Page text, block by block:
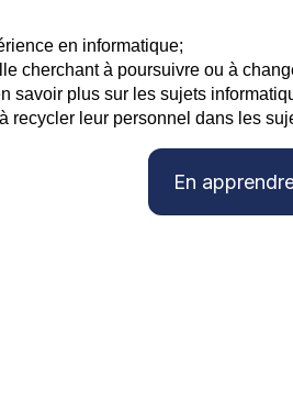
en informatique;
cherchant à poursuivre ou à
savoir plus sur les sujets
recycler leur personnel dans les
En